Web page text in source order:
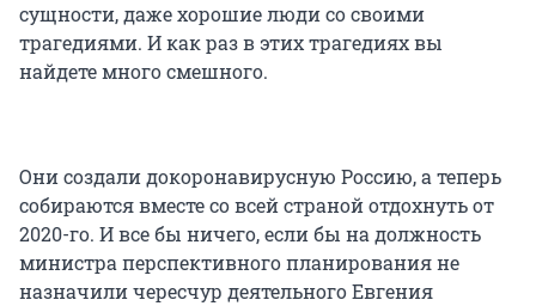
сущности, даже хорошие люди со своими
трагедиями. И как раз в этих трагедиях вы
найдете много смешного.
Они создали докоронавирусную Россию, а теперь
собираются вместе со всей страной отдохнуть от
2020-го. И все бы ничего, если бы на должность
министра перспективного планирования не
назначили чересчур деятельного Евгения